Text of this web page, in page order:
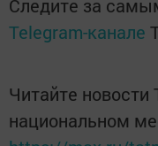
Следите за
Telegram-канале
Читайте новости
национальном